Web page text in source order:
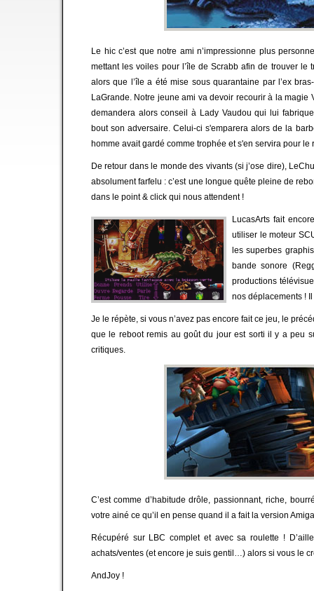
Le hic c’est que notre ami n’impressionne plus
mettant les voiles pour l’île de Scrabb afin de trouver le
alors que l’île a été mise sous quarantaine par l’ex
LaGrande. Notre jeune ami va devoir recourir à la magie
demandera alors conseil à Lady Vaudou qui lui
bout son adversaire. Celui-ci s'emparera alors de la
homme avait gardé comme trophée et s'en servira pour le
De retour dans le monde des vivants (si j’ose dire),
absolument farfelu : c’est une longue quête pleine de
dans le point & click qui nous attendent !
LucasArts fait
utiliser le moteur
les superbes
bande sonore
productions
nos déplacements !
Je le répète, si vous n’avez pas encore fait ce jeu, le
que le reboot remis au goût du jour est sorti il y a peu
critiques.
C’est comme d’habitude drôle, passionnant, riche,
votre ainé ce qu’il en pense quand il a fait la version
Récupéré sur LBC complet et avec sa roulette !
achats/ventes (et encore je suis gentil…) alors si vous le
AndJoy !